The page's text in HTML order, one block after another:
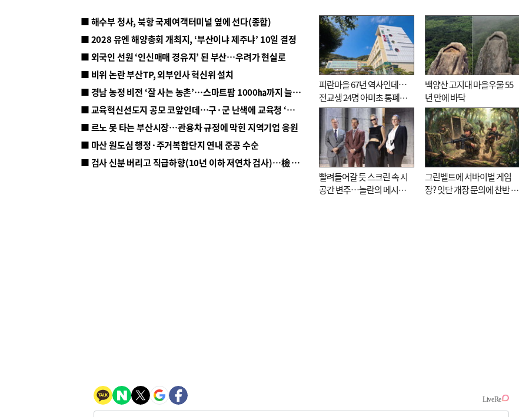
■ 해수부 청사, 북항 국제여객터미널 옆에 선다(종합)
■ 2028 유엔 해양총회 개최지, ‘부산이냐 제주냐’ 10일 결정
■ 외국인 선원 ‘인신매매 경유지’ 된 부산…우려가 현실로
■ 비위 논란 부산TP, 외부인사 혁신위 설치
■ 경남 농정 비전 ‘잘 사는 농촌’…스마트팜 1000㏊까지 늘린다
■ 교육혁신선도지 공모 코앞인데…구·군 난색에 교육청 ‘쩔쩔’
■ 르노 못 타는 부산시장…관용차 규정에 막힌 지역기업 응원
■ 마산 원도심 행정·주거복합단지 연내 준공 수순
■ 검사 신분 버리고 직급하향(10년 이하 저연차 검사)…檢 중수청행 기피
피란마을 67년 역사인데…
전교생 24명 아미초 통폐합
기로
백양산 고지대 마을우물 55
년 만에 바닥
빨려들어갈 듯 스크린 속 시
공간 변주…놀란의 메시지
그린벨트에 서바이벌 게임
장? 잇단 개장 문의에 찬반 논